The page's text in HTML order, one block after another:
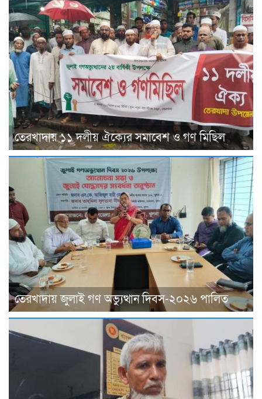
তেরখাদায় ১১ দলীয় ঐক্যের সমাবেশ ও গণ মিছিল
তেরখাদায় জুলাই গণ অভ্যুত্থান দিবস-২০২৬ পালিত